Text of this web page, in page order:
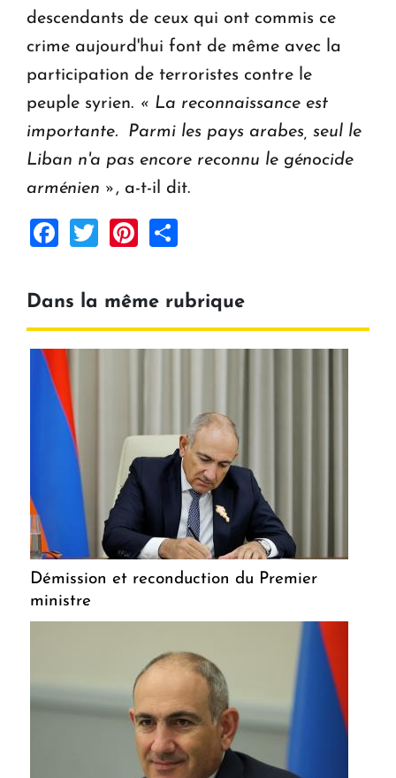
descendants de ceux qui ont commis ce
crime aujourd'hui font de même avec la
participation de terroristes contre le
peuple syrien. « La reconnaissance est
importante. Parmi les pays arabes, seul le
Liban n'a pas encore reconnu le génocide
arménien » , a-t-il dit.
Facebook
TwitterPinterest
Dans la même rubrique
Démission et reconduction du Premier
ministre